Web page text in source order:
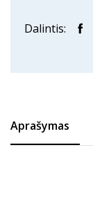
Dalintis:
Aprašymas